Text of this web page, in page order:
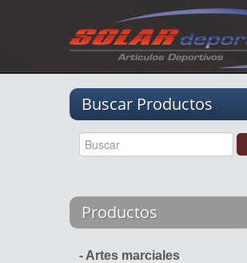
Buscar Productos
Productos
- Artes marciales